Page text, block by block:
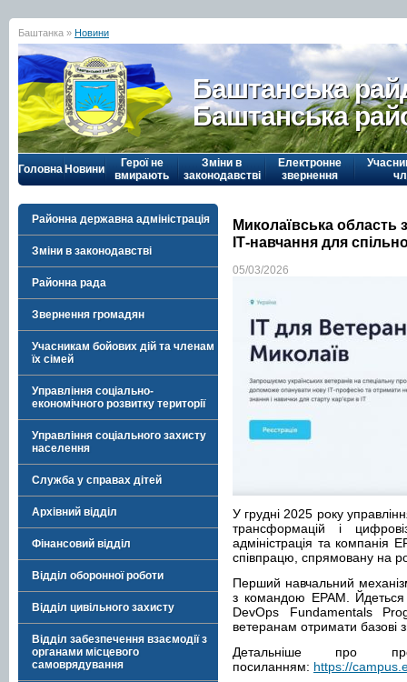
Баштанка » Новини
Баштанська
Баштанська
Головна Новини
Герої не
вмирають
Зміни в
законодавстві
Електронне
звернення
Районна державна адміністрація
Зміни в законодавстві
Районна рада
Звернення громадян
Учасникам бойових дій та членам
їх сімей
Управління соціально-
економічного розвитку території
Управління соціального захисту
населення
Служба у справах дітей
Архівний відділ
Фінансовий відділ
Відділ оборонної роботи
Відділ цивільного захисту
Відділ забезпечення взаємодії з
органами місцевого
самоврядування
Миколаївська область
ІТ-навчання для
05/03/2026
У грудні 2025 року
трансформацій і
адміністрація та
співпрацю, спрямовану на
Перший навчальний
з командою EPAM.
DevOps Fundamentals
ветеранам отримати базові
Детальніше про
посиланням: https://